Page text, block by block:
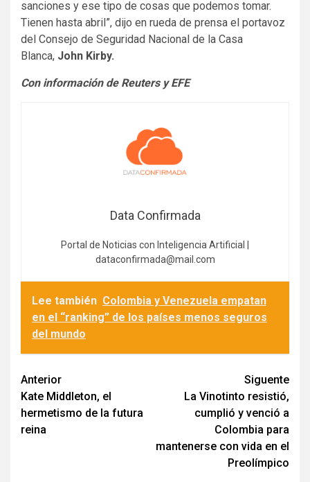
sanciones y ese tipo de cosas que podemos tomar.
Tienen hasta abril”, dijo en rueda de prensa el portavoz
del Consejo de Seguridad Nacional de la Casa
Blanca, John Kirby.
Con información de Reuters y EFE
Data Confirmada
Portal de Noticias con Inteligencia Artificial |
dataconfirmada@mail.com
Lee también Colombia y Venezuela empatan
en el “ranking” de los países menos seguros
del mundo
Navegación
de
entradas
Anterior
Kate Middleton, el
hermetismo de la futura
reina
Siguente
La Vinotinto resistió,
cumplió y venció a
Colombia para
mantenerse con vida en el
Preolímpico